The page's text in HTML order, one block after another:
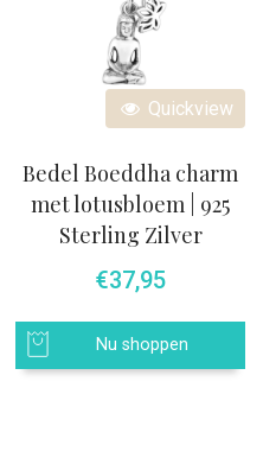
Quickview
Bedel Boeddha charm
met lotusbloem | 925
Sterling Zilver
€37,95
Nu shoppen